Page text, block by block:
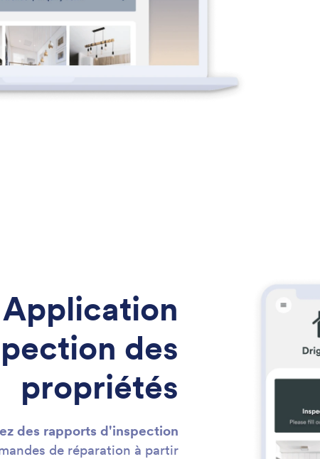
Application
des
propriétés
des rapports d'inspection
de réparation à partir